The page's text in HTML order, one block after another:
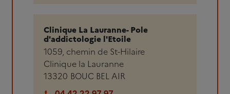
Clinique La Lauranne- Pole
d'addictologie l'Etoile
1059, chemin de St-Hilaire
Clinique la Lauranne
13320 BOUC BEL AIR